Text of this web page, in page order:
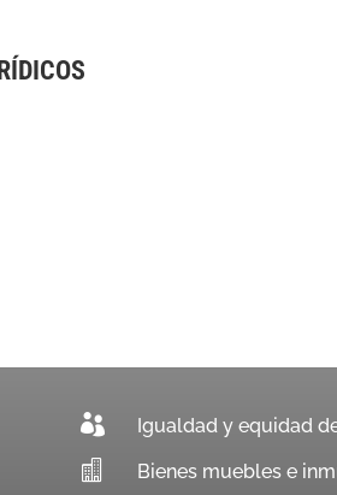
 Igualdad y equidad
 Bienes muebles e